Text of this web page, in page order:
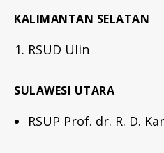
KALIMANTAN SELATAN
RSUD Ulin
SULAWESI UTARA
RSUP Prof. dr. R. D.